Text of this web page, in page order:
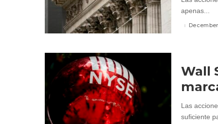
apenas...
Wall
Las
suficiente